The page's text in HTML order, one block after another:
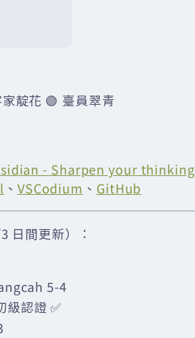
靛花 🟢 臺員翠青
- Sharpen your thinking
、 VSCodium 、 GitHub
日間更新）：
5-4
級認證 ✅